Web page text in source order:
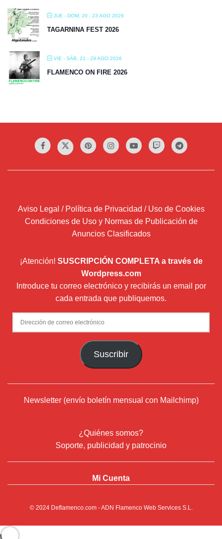
JUE - DOM, 20 - 23 AGO 2026
TAGARNINA FEST 2026
VIE - SÁB, 21 - 29 AGO 2026
FLAMENCO ON FIRE 2026
Aviso Legal / Política de Privacidad / Uso de Cookies
Condiciones de Uso y Normas de Publicación de
Anuncios Clasificados
¡Atención! SUSCRIPCIÓN COMPLETA a través de
Wordpress.com
Introduce tu correo electrónico y recibirás un email por
cada entrada que publiquemos.
Dirección
de
Suscribir
Newsletter (envío boletín mensual con Mailchimp)
¿Quiénes somos?
Soporte, publicidad y patrocinio
Mi Cuenta
© 2024 Deflamenco.com- ADN Flamenco Web Services S.L.